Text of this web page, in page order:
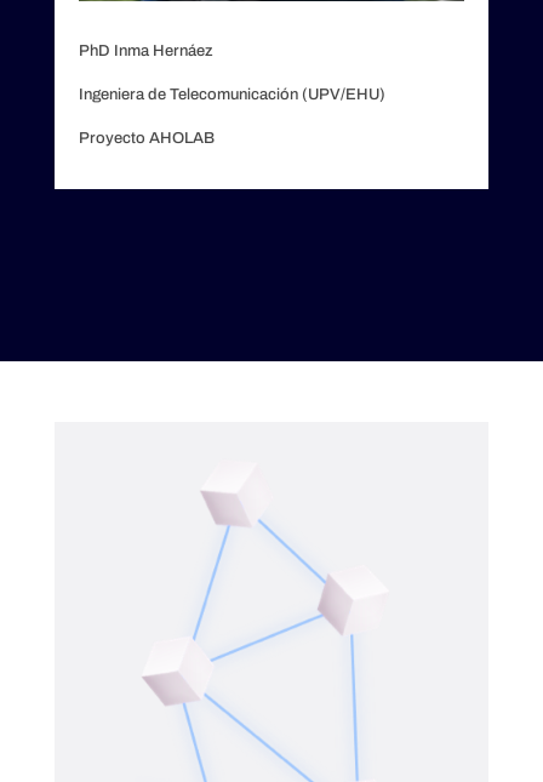
PhD Inma Hernáez
Ingeniera de Telecomunicación (UPV/EHU)
Proyecto AHOLAB